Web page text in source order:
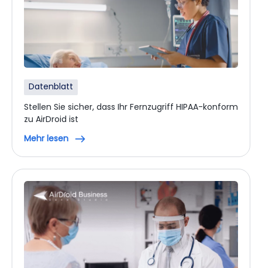
Datenblatt
Stellen Sie sicher, dass Ihr Fernzugriff HIPAA-konform
zu AirDroid ist
Mehr lesen